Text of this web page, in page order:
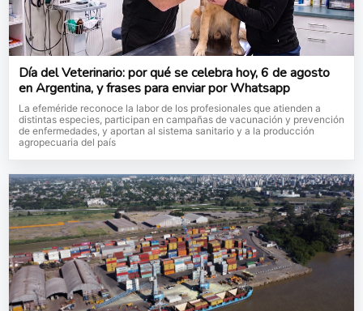
Día del Veterinario: por qué se celebra hoy, 6 de agosto
en Argentina, y frases para enviar por Whatsapp
La efeméride reconoce la labor de los profesionales que atienden a
distintas especies, participan en campañas de vacunación y prevención
de enfermedades, y aportan al sistema sanitario y a la producción
agropecuaria del país